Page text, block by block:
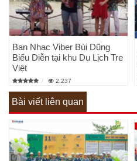
Ban Nhạc Viber Bùi Dũng
Biểu Diễn tại khu Du Lịch Tre
Việt
2,237
Bài viết liên quan